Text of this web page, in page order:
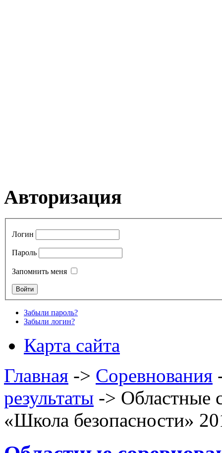
Авторизация
Логин
Пароль
Запомнить меня
Забыли пароль?
Забыли логин?
Карта сайта
Главная -> Соревнования
результаты -> Областные
«Школа безопасности»